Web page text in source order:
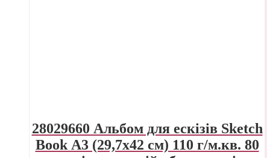
28029660 Альбом для ескізів Sketch
Book А3 (29,7х42 см) 110 г/м.кв. 80